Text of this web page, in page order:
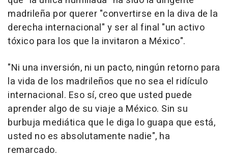
madrileña por querer "convertirse en la diva de la
derecha internacional" y ser al final "un activo
tóxico para los que la invitaron a México".
"Ni una inversión, ni un pacto, ningún retorno para
la vida de los madrileños que no sea el ridículo
internacional. Eso sí, creo que usted puede
aprender algo de su viaje a México. Sin su
burbuja mediática que le diga lo guapa que está,
usted no es absolutamente nadie", ha
remarcado.